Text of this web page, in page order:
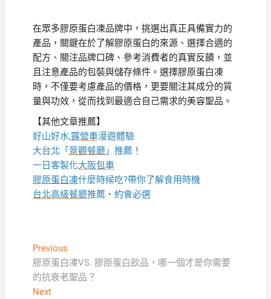
在眾多膠原蛋白凍品牌中，挑選出真正具備實力的
產品，關鍵在於了解膠原蛋白的來源、選擇合適的
配方、關注品牌口碑、參考消費者的真實反饋，並
且注意產品的包裝與儲存條件。選擇膠原蛋白凍
時，不僅要考慮產品的價格，更要關注其成分的質
量與功效，從而找到最適合自己需求的美容聖品。
【其他文章推薦】
好山好水,露營車漫遊體驗
大台北「 景觀餐廳」推薦！
一日客製化大阪包車
膠原蛋白凍什麼時候吃?帶你了解食用時機
台北高級餐廳推薦・約會必選
文
章
導
PreviousPrevious
post:
膠原蛋白凍VS. 膠原蛋白飲品，哪一個才是你需要
的抗衰老聖品？
NextNext